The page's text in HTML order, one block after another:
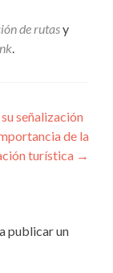
de rutasy
señalización
de la
turística →
publicar un